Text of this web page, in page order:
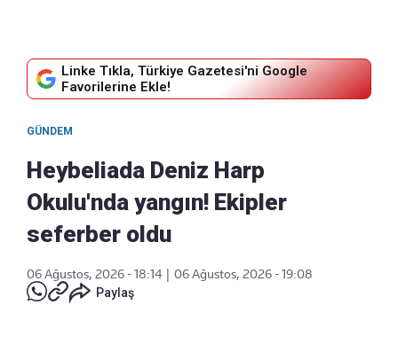
Linke Tıkla, Türkiye Gazetesi'ni Google
Favorilerine Ekle!
GÜNDEM
Heybeliada Deniz Harp
Okulu'nda yangın! Ekipler
seferber oldu
06 Ağustos, 2026 - 18:14
06 Ağustos, 2026 - 19:08
Paylaş